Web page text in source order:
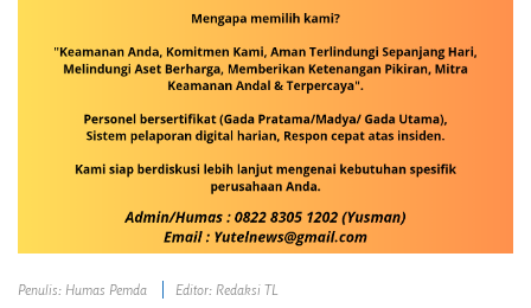
Penulis: Humas Pemda Editor: Redaksi TL